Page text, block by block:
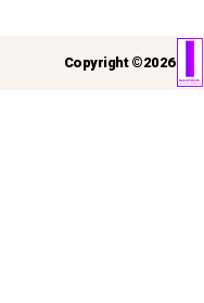
Copyright ©2026